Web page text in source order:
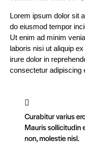
Lorem ipsum dolor sit
do eiusmod tempor
Ut enim ad minim
laboris nisi ut aliquip
irure dolor in
consectetur adipiscing
Curabitur varius
Mauris sollicitudin
non, molestie nisl.